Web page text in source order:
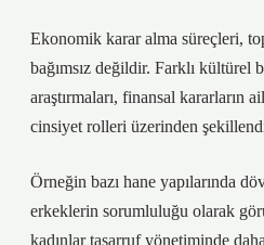
Ekonomik karar alma süreçleri,
bağımsız değildir. Farklı kültürel
araştırmaları, finansal kararların
cinsiyet rolleri üzerinden
Örneğin bazı hane yapılarında
erkeklerin sorumluluğu olarak
kadınlar tasarruf yönetiminde